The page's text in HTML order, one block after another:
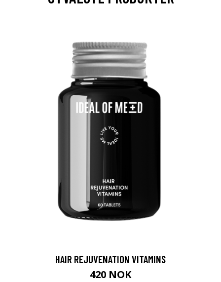
HAIR REJUVENATION VITAMINS
420 NOK